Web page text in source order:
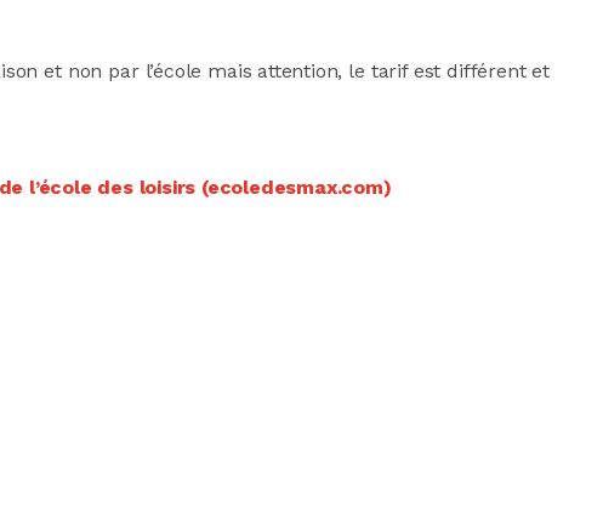
et non par l’école mais attention, le tarif est différent et
l’école des loisirs (ecoledesmax.com)